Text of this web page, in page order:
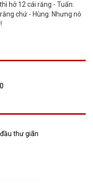
hở 12 cái răng - Tuấn:
chứ - Hùng: Nhưng nó
thư giãn